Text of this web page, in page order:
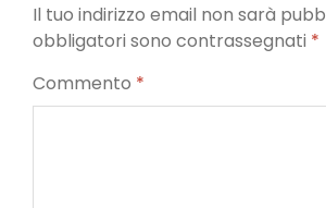
Il tuo indirizzo email non sarà
obbligatori sono contrassegnati *
Commento *